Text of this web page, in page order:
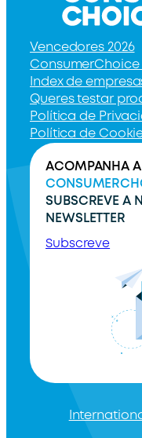
Vencedores 2026
ConsumerChoice
Index de
Queres testar
Política de
Política de
ACOMPANHA A
SUBSCREVE A
NEWSLETTER
Subscreve